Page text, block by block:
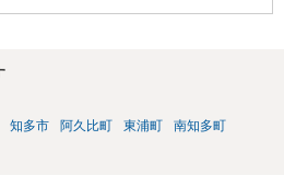
知多市 阿久比町 東浦町
南知多町